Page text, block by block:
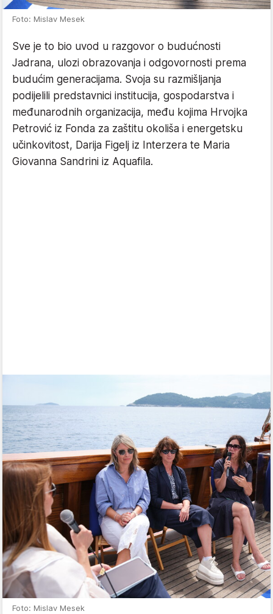
Foto: Mislav Mesek
Sve je to bio uvod u razgovor o budućnosti
Jadrana, ulozi obrazovanja i odgovornosti prema
budućim generacijama. Svoja su razmišljanja
podijelili predstavnici institucija, gospodarstva i
međunarodnih organizacija, među kojima Hrvojka
Petrović iz Fonda za zaštitu okoliša i energetsku
učinkovitost, Darija Figelj iz Interzera te Maria
Giovanna Sandrini iz Aquafila.
Foto: Mislav Mesek